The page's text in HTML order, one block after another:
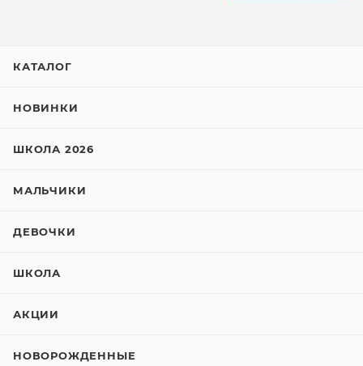
КАТАЛОГ
НОВИНКИ
ШКОЛА 2026
МАЛЬЧИКИ
ДЕВОЧКИ
ШКОЛА
АКЦИИ
НОВОРОЖДЕННЫЕ